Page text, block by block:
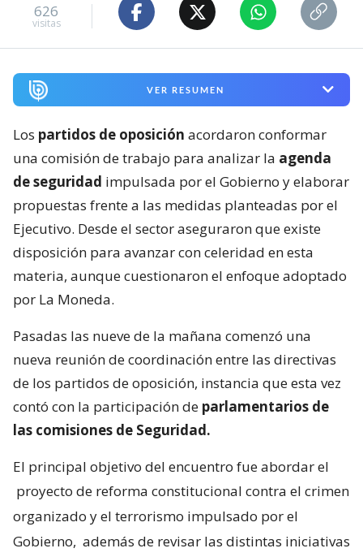
626
visitas
VER RESUMEN
Los partidos de oposición acordaron conformar
una comisión de trabajo para analizar la agenda
de seguridad impulsada por el Gobierno y elaborar
propuestas frente a las medidas planteadas por el
Ejecutivo. Desde el sector aseguraron que existe
disposición para avanzar con celeridad en esta
materia, aunque cuestionaron el enfoque adoptado
por La Moneda.
Pasadas las nueve de la mañana comenzó una
nueva reunión de coordinación entre las directivas
de los partidos de oposición, instancia que esta vez
contó con la participación de parlamentarios de
las comisiones de Seguridad.
El principal objetivo del encuentro fue abordar el
proyecto de reforma constitucional contra el crimen
organizado y el terrorismo impulsado por el
Gobierno, además de revisar las distintas iniciativas